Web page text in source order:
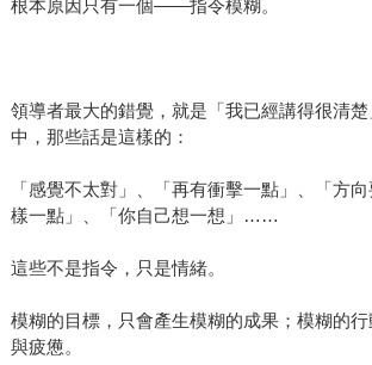
根本原因只有一個——指令模糊。
領導者最大的錯覺，就是「我已經講得很清
中，那些話是這樣的：
「感覺不太對」、「再有衝擊一點」、「方
樣一點」、「你自己想一想」……
這些不是指令，只是情緒。
模糊的目標，只會產生模糊的成果；模糊的
與疲憊。